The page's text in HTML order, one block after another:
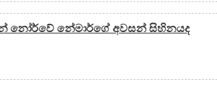
නෝර්වේ නේමාර්ගේ අවසන් සිහිනයද